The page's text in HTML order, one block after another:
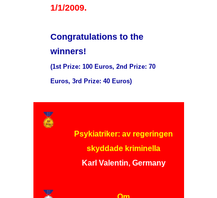
1/1/2009.
Congratulations to the
winners!
(1st Prize: 100 Euros, 2nd Prize: 70
Euros, 3rd Prize: 40 Euros)
Psykiatriker: av regeringen
skyddade kriminella
Karl Valentin, Germany